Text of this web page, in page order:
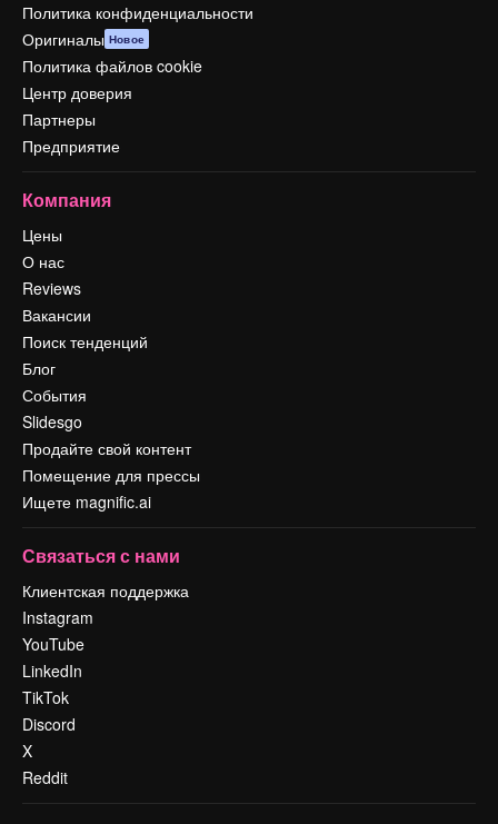
Политика конфиденциальности
Оригиналы Новое
Политика файлов cookie
Центр доверия
Партнеры
Предприятие
Компания
Цены
О нас
Reviews
Вакансии
Поиск тенденций
Блог
События
Slidesgo
Продайте свой контент
Помещение для прессы
Ищете magnific.ai
Связаться с нами
Клиентская поддержка
Instagram
YouTube
LinkedIn
TikTok
Discord
X
Reddit